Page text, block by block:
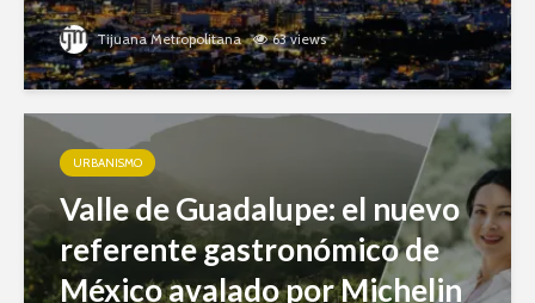
Tijuana Metropolitana 63 views
URBANISMO
Valle de Guadalupe: el nuevo
referente gastronómico de
México avalado por Michelin